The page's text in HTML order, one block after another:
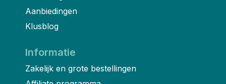
Aanbiedingen
Klusblog
Informatie
Zakelijk en grote bestellingen